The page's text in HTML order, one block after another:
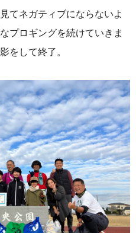
てネガティブにならないよ
プロギングを続けていきま
をして終了。